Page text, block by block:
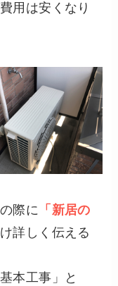
用は安くなり
際に 「新居の
詳しく伝える
本工事」と